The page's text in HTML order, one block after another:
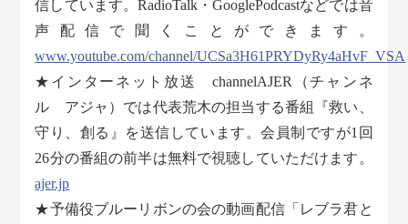
信しています。RadioTalk・GooglePodcastなどでは音
声配信で聞くことができます。
www.youtube.com/channel/UCSa3H61PRYDyRy4aHvF_VSA
★インターネット放送 channelAJER（チャンネ
ル アジャ）では代表荒木の担当する番組『救い、
守り、創る』を送信しています。会員制ですが1回
26分の番組の前半は無料で視聴していただけます。
ajer.jp
★予備役ブルーリボンの会の動画配信「レブラ君と